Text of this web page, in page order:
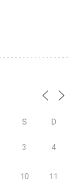
S D
3 4
10 11